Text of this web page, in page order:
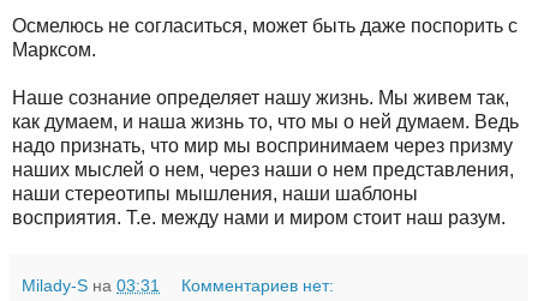
Осмелюсь не согласиться, может быть даже поспорить с
Марксом.
Наше сознание определяет нашу жизнь. Мы живем так,
как думаем, и наша жизнь то, что мы о ней думаем. Ведь
надо признать, что мир мы воспринимаем через призму
наших мыслей о нем, через наши о нем представления,
наши стереотипы мышления, наши шаблоны
восприятия. Т.е. между нами и миром стоит наш разум.
Milady-S на 03:31 Комментариев нет: